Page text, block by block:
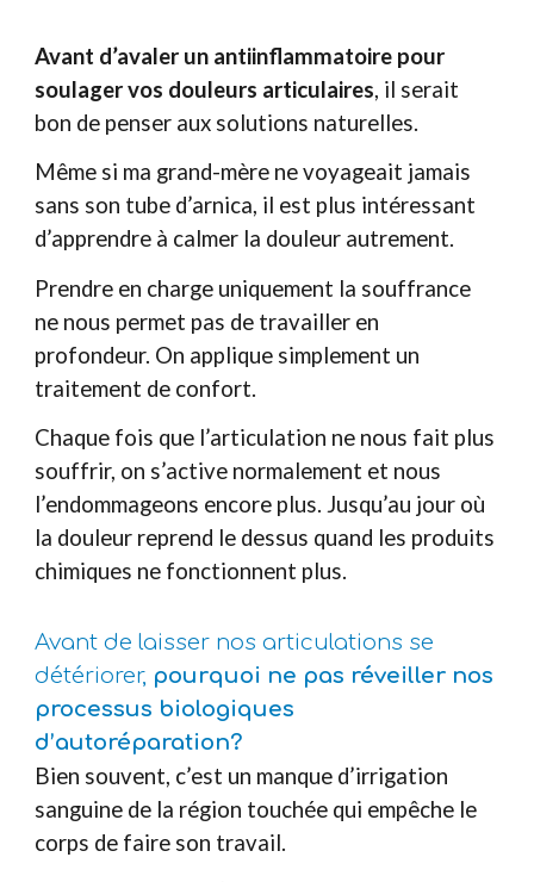
Avant d’avaler un antiinflammatoire pour
soulager vos douleurs articulaires, il serait
bon de penser aux solutions naturelles.
Même si ma grand-mère ne voyageait jamais
sans son tube d’arnica, il est plus intéressant
d’apprendre à calmer la douleur autrement.
Prendre en charge uniquement la souffrance
ne nous permet pas de travailler en
profondeur. On applique simplement un
traitement de confort.
Chaque fois que l’articulation ne nous fait plus
souffrir, on s’active normalement et nous
l’endommageons encore plus. Jusqu’au jour où
la douleur reprend le dessus quand les produits
chimiques ne fonctionnent plus.
Avant de laisser nos articulations se
détériorer, pourquoi ne pas réveiller nos
processus biologiques
d’autoréparation?
Bien souvent, c’est un manque d’irrigation
sanguine de la région touchée qui empêche le
corps de faire son travail.